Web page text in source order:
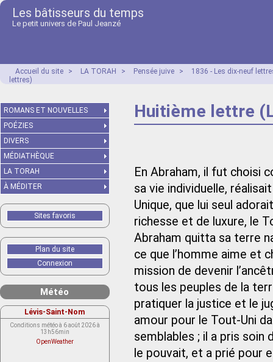
Les bâtisseurs du temps
Le petit univers de Paul Jeanzé
Accueil du site > LA TORAH > Pensée juive >
1836 - Les dix-neuf
lettres)
Huitième lettre
En Abraham, il fut choisi
sa vie individuelle,
Unique, que lui seul
richesse et de luxure, le
Abraham quitta sa terre
ce que l’homme aime et
mission de devenir
tous les peuples de la
pratiquer la justice et le
amour pour le Tout-Uni
semblables ; il a pris soin
le pouvait, et a prié pour
ROMANS ET NOUVELLES
POÉZIES
DIVERS
MÉDIATHÈQUE
LA TORAH
À MÉDITER
Sites favoris
Plan du site
Connexion
Météo
Lévis-Saint-Nom
Conditions météo à 6 août 2026 à
13h56min
OpenWeather